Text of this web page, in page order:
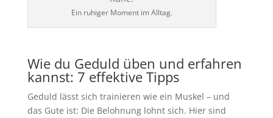
Ein ruhiger Moment im Alltag.
Wie du Geduld üben und erfahren
kannst: 7 effektive Tipps
Geduld lässt sich trainieren wie ein Muskel – und
das Gute ist: Die Belohnung lohnt sich. Hier sind